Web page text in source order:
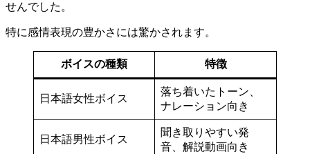
せんでした。
特に感情表現の豊かさには驚かされます。
ボイスの種類 特徴
日本語女性ボイス
落ち着いたトーン、
ナレーション向き
日本語男性ボイス
聞き取りやすい発
音、解説動画向き